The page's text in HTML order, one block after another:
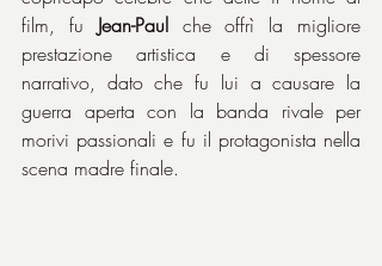
film, fu Jean-Paul che offrì la migliore
prestazione artistica e di spessore
narrativo, dato che fu lui a causare la
guerra aperta con la banda rivale per
morivi passionali e fu il protagonista nella
scena madre finale.